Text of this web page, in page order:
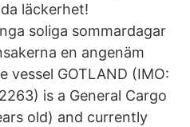
läckerhet!
soliga sommardagar
en angenäm
vessel GOTLAND (IMO:
is a General Cargo
old) and currently